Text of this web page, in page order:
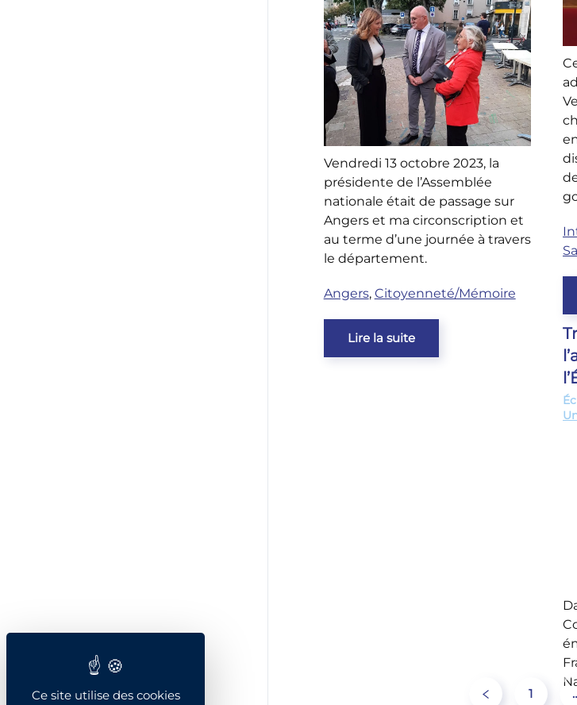
Vendredi 13 octobre 2023, la
présidente de l’Assemblée
nationale était de passage sur
Angers et ma circonscription et
au terme d’une journée à travers
le département.
Angers, Citoyenneté/Mémoire
Lire la suite
1
Ce site utilise des cookies